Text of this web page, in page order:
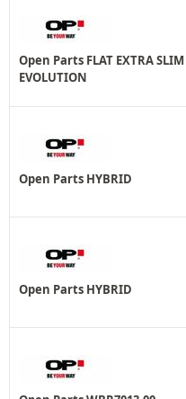
Open Parts FLAT EXTRA SLIM
EVOLUTION
Open Parts HYBRID
Open Parts HYBRID